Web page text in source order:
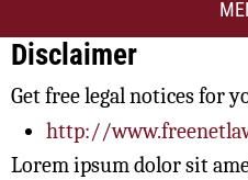
Disclaimer
Get free legal notices for
http://
Lorem ipsum dolor sit